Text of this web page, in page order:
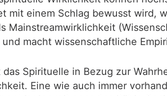
mit einem Schlag bewusst wird,
Mainstreamwirklichkeit
macht wissenschaftliche
Spirituelle in Bezug zur
Eine wie auch immer